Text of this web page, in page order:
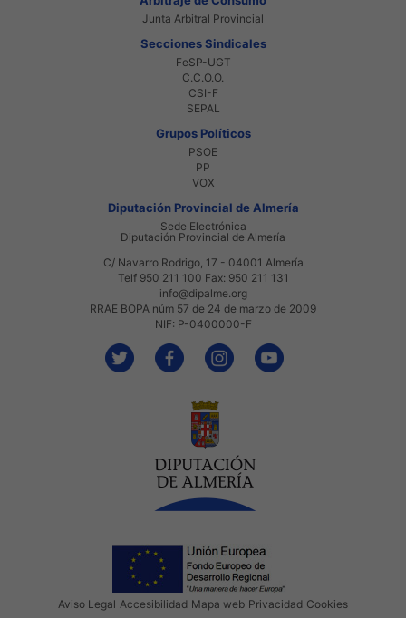
Junta Arbitral Provincial
Secciones Sindicales
FeSP-UGT
C.C.O.O.
CSI-F
SEPAL
Grupos Políticos
PSOE
PP
VOX
Diputación Provincial de Almería
Sede Electrónica
Diputación Provincial de Almería
C/ Navarro Rodrigo, 17 - 04001 Almería
Telf 950 211 100 Fax: 950 211 131
info@dipalme.org
RRAE BOPA núm 57 de 24 de marzo de 2009
NIF: P-0400000-F
Aviso Legal Accesibilidad Mapa web Privacidad Cookies